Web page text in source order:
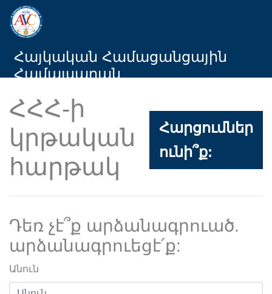
Հայկական Համացանցային
Համալսարան
ՀՀՀ-ի
կրթական
հարթակ
Հարցումներ
ունի՞ք:
Դեռ չէ՞ք արձանագրուած.
արձանագրուեցէ՛ք:
Անուն